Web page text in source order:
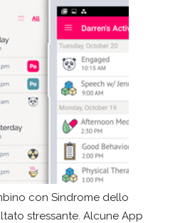
con Sindrome dello
stressante. Alcune App